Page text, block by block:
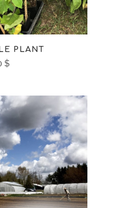
PLANT
$